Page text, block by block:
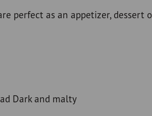
perfect as an appetizer, dessert
Dark and malty